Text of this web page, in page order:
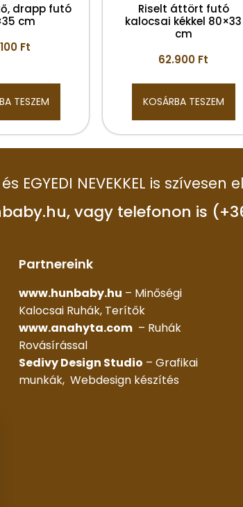
drapp futó
cm
Ft
TESZEM
Riselt áttört futó
kalocsai kékkel 80×33
cm
62.900 Ft
KOSÁRBA TESZEM
EGYEDI NEVEKKEL is
vagy telefonon is
Partnereink
www.hunbaby.hu – Minőségi
Kalocsai Ruhák, Terítők
www.anahyta.com – Ruhák
Rovásírással
Sedivy Design Studio – Grafikai
munkák, Webdesign készítés